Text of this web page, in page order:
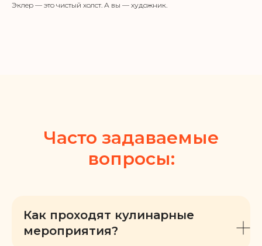
Эклер — это чистый холст. А вы — художник.
Часто задаваемые
вопросы:
Как проходят кулинарные
мероприятия?